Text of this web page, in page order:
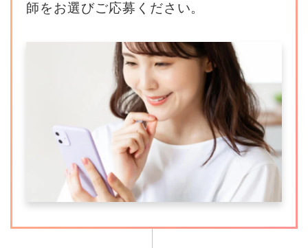
師をお選びご応募ください。